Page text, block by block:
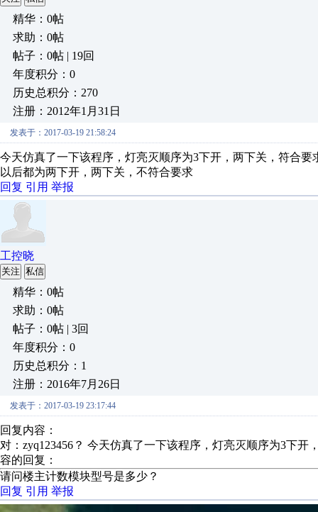
精华：0帖
求助：0帖
帖子：0帖 | 19回
年度积分：0
历史总积分：270
注册：2012年1月31日
发表于：2017-03-19 21:58:24
今天仿真了一下该程序，灯亮灭顺序为3下开，两下关，符合要
以后都为两下开，两下关，不符合要求
回复 引用 举报
工控晓
关注 私信
精华：0帖
求助：0帖
帖子：0帖 | 3回
年度积分：0
历史总积分：1
注册：2016年7月26日
发表于：2017-03-19 23:17:44
回复内容：
对：zyq123456？ 今天仿真了一下该程序，灯亮灭顺序为3下
容的回复：
请问楼主计数模块型号是多少？
回复 引用 举报